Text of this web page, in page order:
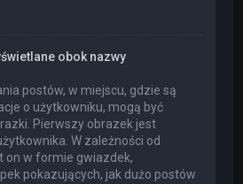
obok nazwy
postów, w miejscu, gdzie są
o użytkowniku, mogą być
Pierwszy obrazek jest
W zależności od
on w formie gwiazdek,
pokazujących, jak dużo postów